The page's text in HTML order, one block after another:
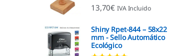
Valorado con
4.96de 5
13,70€ IVA Incluido
Shiny Rpet-844 – 58x22
mm - Sello Automático
Ecológico